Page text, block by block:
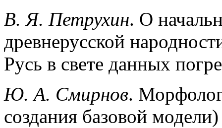
В. Я. Петрухин. О
древнерусской
Русь в свете данных
Ю. А. Смирнов.
создания базовой модели)